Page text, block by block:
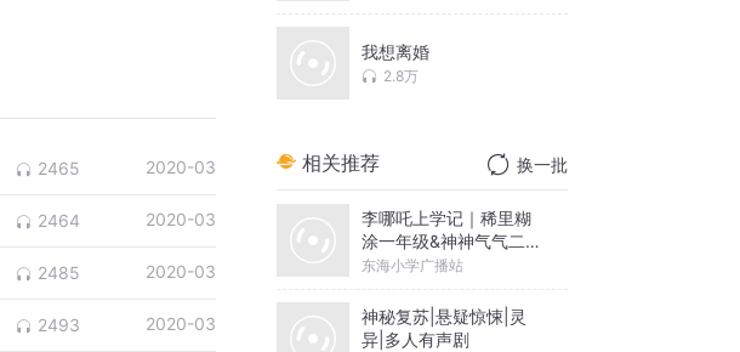
2465 2020-03
2464 2020-03
2485 2020-03
2493 2020-03
我想离婚
2.8万
相关推荐 换一批
李哪吒上学记｜稀里糊
涂一年级&神神气气二年
级
东海小学广播站
神秘复苏|悬疑惊悚|灵
异|多人有声剧